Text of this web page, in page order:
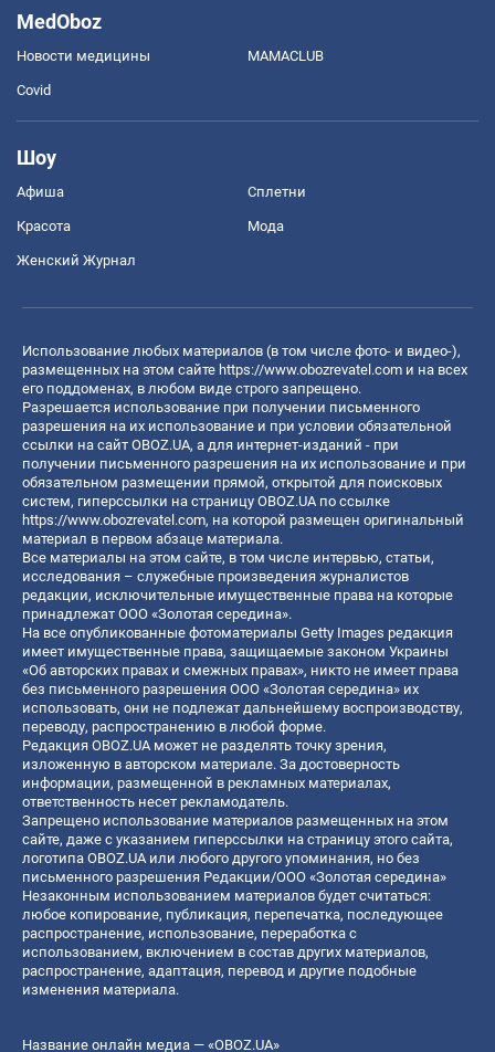
MedOboz
Новости медицины MAMACLUB
Covid
Шоу
Афиша Сплетни
Красота Мода
Женский Журнал
Использование любых материалов (в том числе фото- и видео-),
размещенных на этом сайте https://www.obozrevatel.com и на всех
его поддоменах, в любом виде строго запрещено.
Разрешается использование при получении письменного
разрешения на их использование и при условии обязательной
ссылки на сайт OBOZ.UA, а для интернет-изданий - при
получении письменного разрешения на их использование и при
обязательном размещении прямой, открытой для поисковых
систем, гиперссылки на страницу OBOZ.UA по ссылке
https://www.obozrevatel.com, на которой размещен оригинальный
материал в первом абзаце материала.
Все материалы на этом сайте, в том числе интервью, статьи,
исследования – служебные произведения журналистов
редакции, исключительные имущественные права на которые
принадлежат ООО «Золотая середина».
На все опубликованные фотоматериалы Getty Images редакция
имеет имущественные права, защищаемые законом Украины
«Об авторских правах и смежных правах», никто не имеет права
без письменного разрешения ООО «Золотая середина» их
использовать, они не подлежат дальнейшему воспроизводству,
переводу, распространению в любой форме.
Редакция OBOZ.UA может не разделять точку зрения,
изложенную в авторском материале. За достоверность
информации, размещенной в рекламных материалах,
ответственность несет рекламодатель.
Запрещено использование материалов размещенных на этом
сайте, даже с указанием гиперссылки на страницу этого сайта,
логотипа OBOZ.UA или любого другого упоминания, но без
письменного разрешения Редакции/ООО «Золотая середина»
Незаконным использованием материалов будет считаться:
любое копирование, публикация, перепечатка, последующее
распространение, использование, переработка с
использованием, включением в состав других материалов,
распространение, адаптация, перевод и другие подобные
изменения материала.
Название онлайн медиа — «OBOZ.UA»